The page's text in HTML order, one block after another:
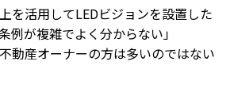
を活用してLEDビジョンを設置した
例が複雑でよく分からない」
動産オーナーの方は多いのではない